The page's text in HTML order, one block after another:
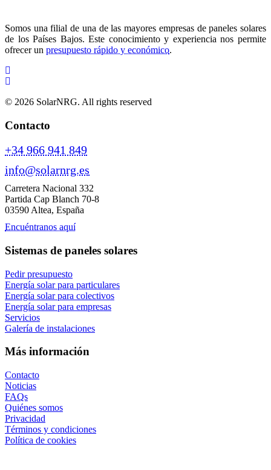
Somos una filial de una de las mayores empresas de paneles solares
de los Países Bajos. Este conocimiento y experiencia nos permite
ofrecer un presupuesto rápido y económico.
© 2026 SolarNRG. All rights reserved
Contacto
+34 966 941 849
info@solarnrg.es
Carretera Nacional 332
Partida Cap Blanch 70-8
03590 Altea, España
Encuéntranos aquí
Sistemas de paneles solares
Pedir presupuesto
Energía solar para particulares
Energía solar para colectivos
Energía solar para empresas
Servicios
Galería de instalaciones
Más información
Contacto
Noticias
FAQs
Quiénes somos
Privacidad
Términos y condiciones
Política de cookies